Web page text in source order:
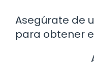
Asegúrate de
para obtener